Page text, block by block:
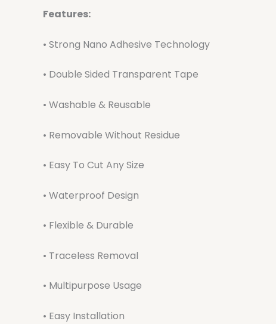
Features:
• Strong Nano Adhesive Technology
• Double Sided Transparent Tape
• Washable & Reusable
• Removable Without Residue
• Easy To Cut Any Size
• Waterproof Design
• Flexible & Durable
• Traceless Removal
• Multipurpose Usage
• Easy Installation